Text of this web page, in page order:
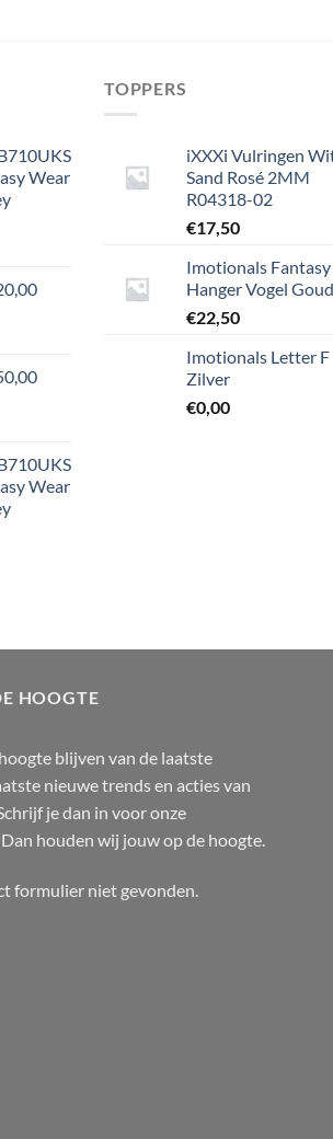
Wear
Wear
TOPPERS
iXXXi Vulringen
Sand Rosé 2MM
R04318-02
€17,50
Imotionals Fantasy
Hanger Vogel Goud
€22,50
Imotionals Letter F
Zilver
€0,00
HOOGTE
blijven van de laatste
nieuwe trends en acties van
je dan in voor onze
houden wij jouw op de hoogte.
formulier niet gevonden.